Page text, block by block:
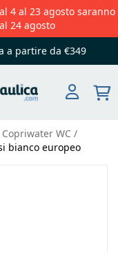
4 al 23 agosto saranno
24 agosto
a partire da €349
Copriwater WC
bianco europeo